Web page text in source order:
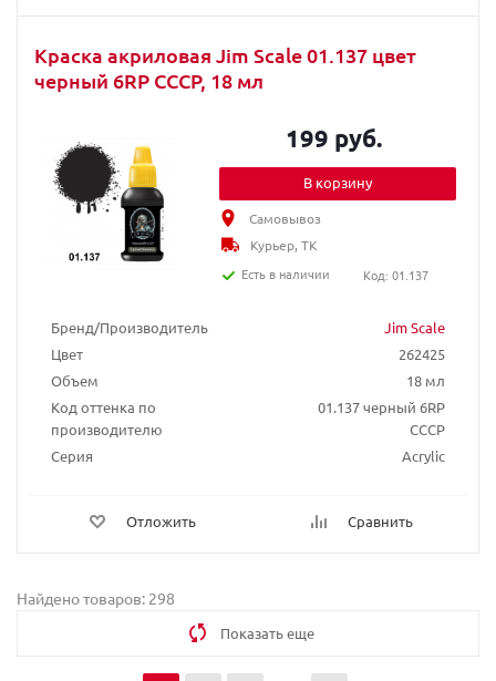
Краска акриловая Jim Scale 01.137 цвет
черный 6RP СССР, 18 мл
Бренд/Производитель
Jim Scale
Цвет
262425
Объем
18 мл
Код оттенка по
производителю
01.137 черный 6RP
СССР
Серия
Acrylic
Отложить Сравнить
199 руб.
В корзину
Самовывоз
Курьер, ТК
Есть в наличии
Код: 01.137
Найдено товаров: 298
Показать еще